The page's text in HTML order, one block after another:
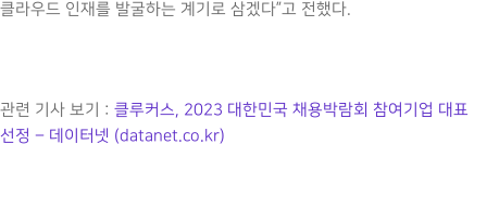
클라우드 인재를 발굴하는 계기로 삼겠다”고 전했다.
관련 기사 보기 : 클루커스, 2023 대한민국 채용박람회 참여기업 대표
선정 – 데이터넷 (datanet.co.kr)